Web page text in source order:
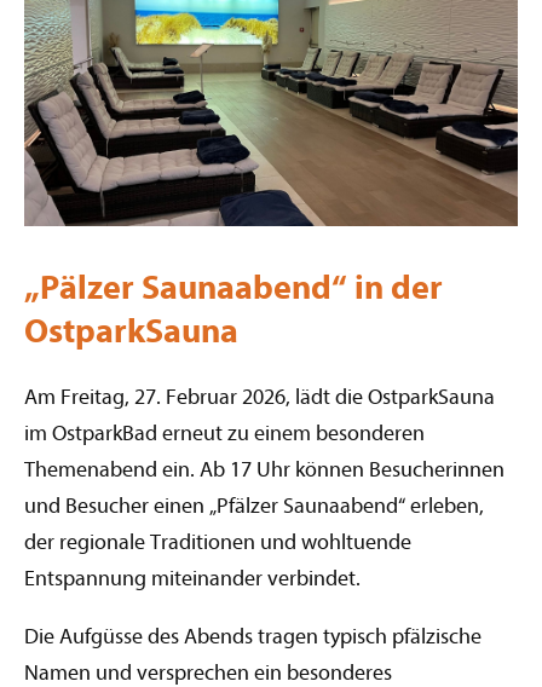
„Pälzer Saunaabend“ in der
OstparkSauna
Am Freitag, 27. Februar 2026, lädt die OstparkSauna
im OstparkBad erneut zu einem besonderen
Themenabend ein. Ab 17 Uhr können Besucherinnen
und Besucher einen „Pfälzer Saunaabend“ erleben,
der regionale Traditionen und wohltuende
Entspannung miteinander verbindet.
Die Aufgüsse des Abends tragen typisch pfälzische
Namen und versprechen ein besonderes